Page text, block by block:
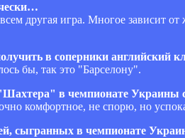
другая игра. Многое зависит
в соперники английский
бы, так это "Барселону".
в чемпионате Украины
комфортное, не спорю, но
сыгранных в чемпионате